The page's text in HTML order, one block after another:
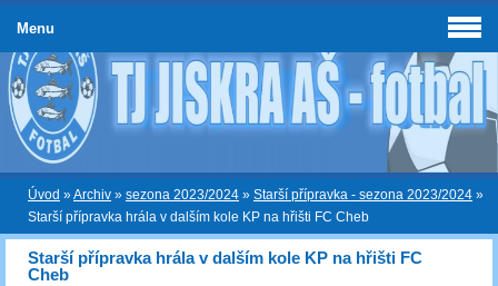
Úvod »Archiv » sezona 2023/2024 » Starší přípravka - sezona 2023/2024 »
Starší přípravka hrála v dalším kole KP na hřišti FC Cheb
Starší přípravka hrála v dalším kole KP na hřišti FC
Cheb
Menu